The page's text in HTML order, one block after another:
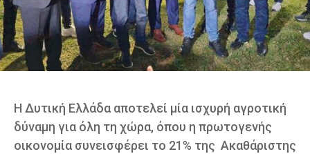
Η Δυτική Ελλάδα αποτελεί μία ισχυρή αγροτική
δύναμη για όλη τη χώρα, όπου η πρωτογενής
οικονομία συνεισφέρει το 21% της Ακαθάριστης